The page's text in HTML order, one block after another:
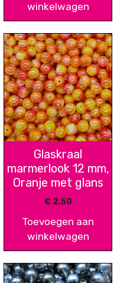
winkelwagen
Glaskraal
marmerlook 12 mm,
Oranje met glans
€2,50
Toevoegen aan
winkelwagen